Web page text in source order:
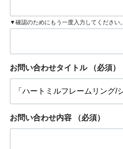
▼確認のためにもう一度入力してください。
お問い合わせタイトル （必須）
お問い合わせ内容 （必須）